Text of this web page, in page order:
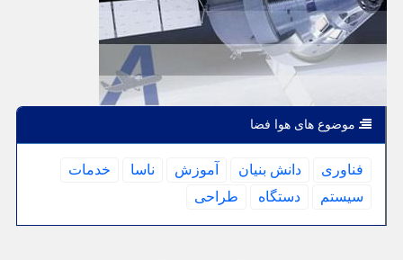
موضوع های هوا فضا
فناوری دانش بنیان آموزش ناسا
خدمات
سیستم
دستگاه طراحی